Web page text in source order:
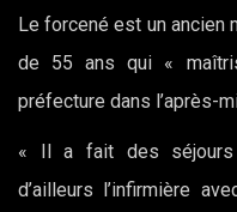
Le forcené est un ancien
de 55 ans qui «
préfecture dans l’après-
« Il a fait des séjours
d’ailleurs l’infirmière